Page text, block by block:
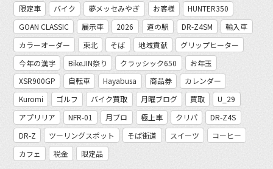
限定車 バイク 夢メッセみやぎ お客様
HUNTER350
GOAN CLASSIC
展示車 2026 道の駅 DR-Z4SM
輸入車
カラーオーダー
東北 そば 地域貢献
グリップヒーター
今年の漢字
BikeJIN祭り クラッシック650
お年玉
XSR900GP
自転車 Hayabusa 商品券
カレンダー
Kuromi
ゴルフ バイク買取 月曜ブログ 買取
U_29
アプリリア
NFR-01 月ブロ 極上車 クリパ
DR-Z4S
DR-Z
ツーリングスポット そば街道 スイーツ
コーヒー
カフェ
税金 限定品